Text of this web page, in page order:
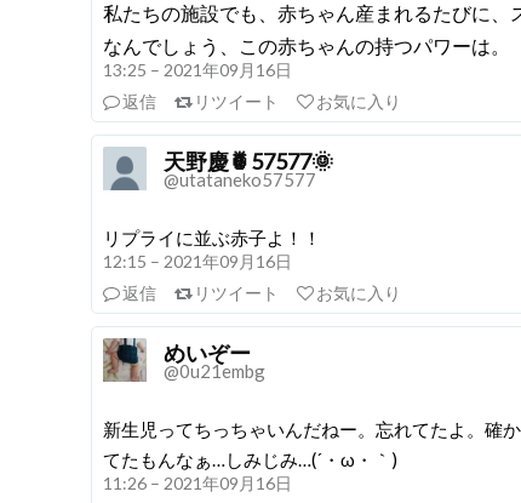
私たちの施設でも、赤ちゃん産まれるたびに、
なんでしょう、この赤ちゃんの持つパワーは。
13:25 – 2021年09月16日
返信
リツイート お気に入り
天野慶🍍57577🌞
@utataneko57577
リプライに並ぶ赤子よ！！
12:15 – 2021年09月16日
返信
リツイート お気に入り
めいぞー
@0u21embg
新生児ってちっちゃいんだねー。忘れてたよ。確
てたもんなぁ…しみじみ…(´・ω・｀)
11:26 – 2021年09月16日